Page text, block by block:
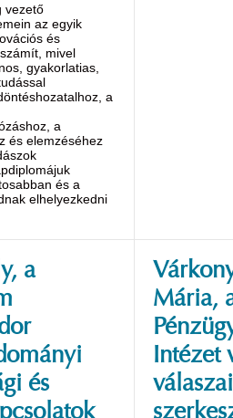
vezető
az egyik
és
mivel
gyakorlatias,
a
a
és elemzéséhez
és a
elhelyezkedni
a
és
Mária,
Intézet